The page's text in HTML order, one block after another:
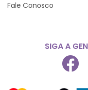
Fale Conosco
SIGA A